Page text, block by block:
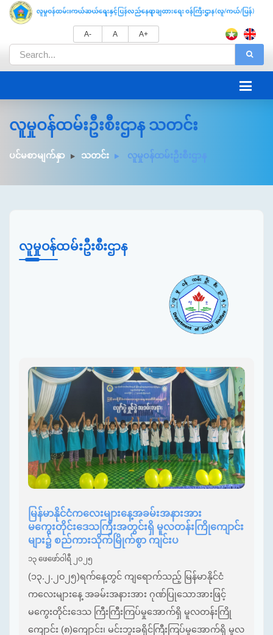
A- A A+
လူမှုဝန်ထမ်းဦးစီးဌာန သတင်း
ပင်မစာမျက်နှာ သတင်း လူမှုဝန်ထမ်းဦးစီးဌာန
လူမှုဝန်ထမ်းဦးစီးဌာန
မြန်မာနိုင်ငံကလေးများနေ့အခမ်းအနားအား
မကွေးတိုင်းဒေသကြီးအတွင်းရှိ မူလတန်းကြိုကျောင်း
များ၌ စည်ကားသိုက်မြိုက်စွာ ကျင်းပ
၁၃ ဖေဖော်ဝါရီ ၂၀၂၅
(၁၃.၂.၂၀၂၅)ရက်နေ့တွင် ကျရောက်သည့် မြန်မာနိုင်ငံ
ကလေးများနေ့ အခမ်းအနားအား ဂုဏ်ပြုသောအားဖြင့်
မကွေးတိုင်းဒေသ ကြီးကြီးကြပ်မှုအောက်ရှိ မူလတန်းကြို
ကျောင်း (၈)ကျောင်း၊ မင်းဘူးခရိုင်ကြီးကြပ်မှုအောက်ရှိ မူလ